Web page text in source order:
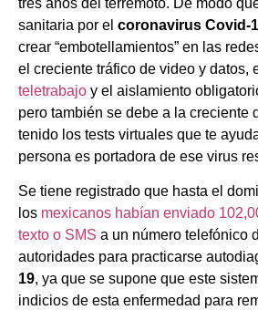
tres años del terremoto. De modo
sanitaria por el coronavirus Covid-
crear “embotellamientos” en las
el creciente tráfico de video y datos,
teletrabajo y el aislamiento
pero también se debe a la creciente
tenido los tests virtuales que te
persona es portadora de ese virus
Se tiene registrado que hasta el
los mexicanos habían enviado
texto o SMS a un número telefónico
autoridades para practicarse
19, ya que se supone que este
indicios de esta enfermedad para